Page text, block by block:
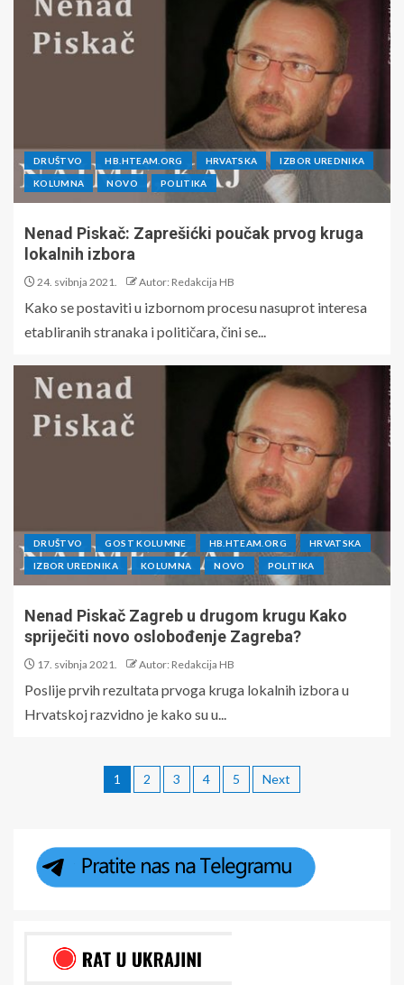
DRUŠTVO HB.HTEAM.ORG HRVATSKA IZBOR UREDNIKA
KOLUMNA NOVO POLITIKA
Nenad Piskač: Zaprešićki poučak prvog kruga
lokalnih izbora
24. svibnja 2021. Autor: Redakcija HB
Kako se postaviti u izbornom procesu nasuprot interesa
etabliranih stranaka i političara, čini se...
DRUŠTVO GOST KOLUMNE HB.HTEAM.ORG HRVATSKA
IZBOR UREDNIKA KOLUMNA NOVO POLITIKA
Nenad Piskač Zagreb u drugom krugu Kako
spriječiti novo oslobođenje Zagreba?
17. svibnja 2021. Autor: Redakcija HB
Poslije prvih rezultata prvoga kruga lokalnih izbora u
Hrvatskoj razvidno je kako su u...
1 2 3 4 5 Next